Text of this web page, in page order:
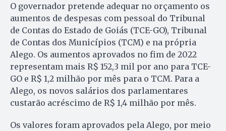
O governador pretende adequar no orçamento os
aumentos de despesas com pessoal do Tribunal
de Contas do Estado de Goiás (TCE-GO), Tribunal
de Contas dos Municípios (TCM) e na própria
Alego. Os aumentos aprovados no fim de 2022
representam mais R$ 152,3 mil por ano para TCE-
GO e R$ 1,2 milhão por mês para o TCM. Para a
Alego, os novos salários dos parlamentares
custarão acréscimo de R$ 1,4 milhão por mês.
Os valores foram aprovados pela Alego, por meio